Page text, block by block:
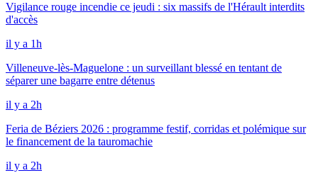
Vigilance rouge incendie ce jeudi : six massifs de l'Hérault interdits
d'accès
il y a 1h
Villeneuve-lès-Maguelone : un surveillant blessé en tentant de
séparer une bagarre entre détenus
il y a 2h
Feria de Béziers 2026 : programme festif, corridas et polémique sur
le financement de la tauromachie
il y a 2h